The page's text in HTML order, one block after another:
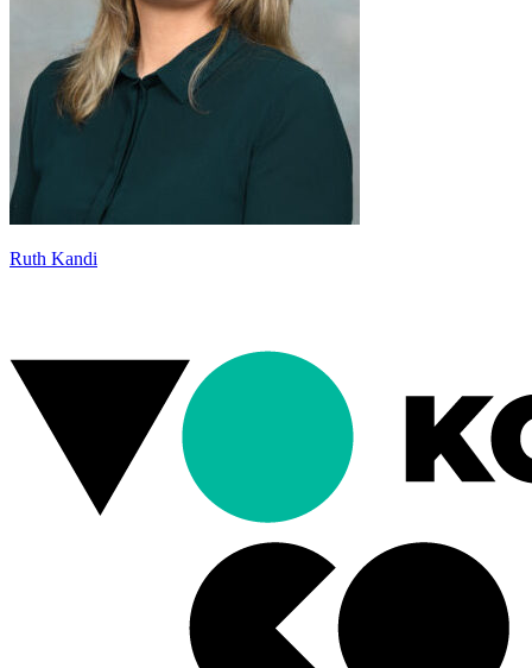
Ruth Kandi